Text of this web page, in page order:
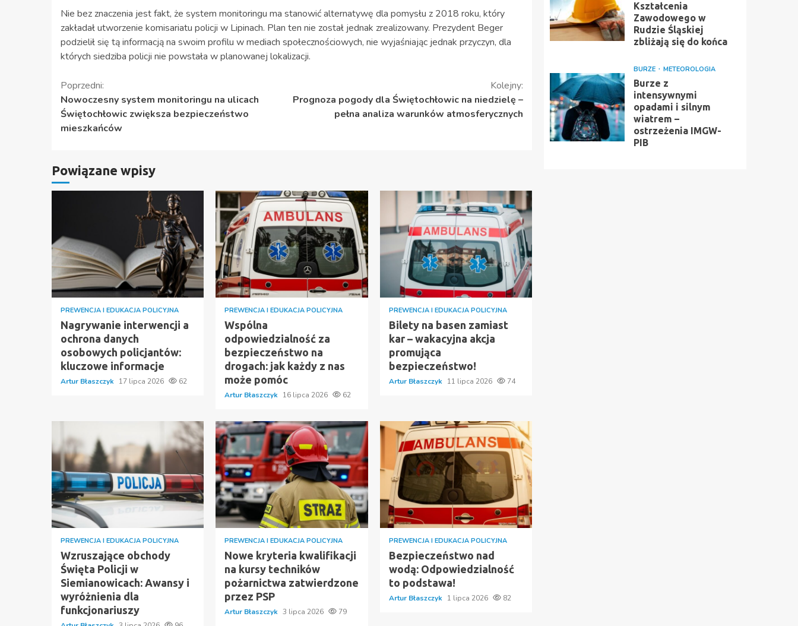
Nie bez znaczenia jest fakt, że system monitoringu ma stanowić alternatywę dla pomysłu z 2018 roku, który
zakładał utworzenie komisariatu policji w Lipinach. Plan ten nie został jednak zrealizowany. Prezydent Beger
podzielił się tą informacją na swoim profilu w mediach społecznościowych, nie wyjaśniając jednak przyczyn, dla
których siedziba policji nie powstała w planowanej lokalizacji.
Kontynuuj
czytanie
Poprzedni:
Nowoczesny system monitoringu na ulicach
Świętochłowic zwiększa bezpieczeństwo
mieszkańców
Kolejny:
Prognoza pogody dla Świętochłowic na niedzielę –
pełna analiza warunków atmosferycznych
Powiązane wpisy
PREWENCJA I EDUKACJA POLICYJNA
Nagrywanie interwencji a
ochrona danych
osobowych policjantów:
kluczowe informacje
Artur Błaszczyk 17 lipca 2026 62
PREWENCJA I EDUKACJA POLICYJNA
Wspólna
odpowiedzialność za
bezpieczeństwo na
drogach: jak każdy z nas
może pomóc
Artur Błaszczyk 16 lipca 2026 62
PREWENCJA I EDUKACJA POLICYJNA
Bilety na basen zamiast
kar – wakacyjna akcja
promująca
bezpieczeństwo!
Artur Błaszczyk 11 lipca 2026 74
PREWENCJA I EDUKACJA POLICYJNA
Wzruszające obchody
Święta Policji w
Siemianowicach: Awansy i
wyróżnienia dla
funkcjonariuszy
PREWENCJA I EDUKACJA POLICYJNA
Nowe kryteria kwalifikacji
na kursy techników
pożarnictwa zatwierdzone
przez PSP
Artur Błaszczyk 3 lipca 2026 79
PREWENCJA I EDUKACJA POLICYJNA
Bezpieczeństwo nad
wodą: Odpowiedzialność
to podstawa!
Artur Błaszczyk 1 lipca 2026 82
Kształcenia
Zawodowego w
Rudzie Śląskiej
zbliżają się do końca
BURZE METEOROLOGIA
Burze z
intensywnymi
opadami i silnym
wiatrem –
ostrzeżenia IMGW-
PIB